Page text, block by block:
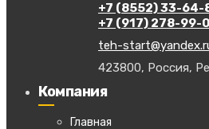
+7 (8552) 33-64-
+7 (917) 278-99-
teh-
423800, Россия,
Компания
Главная